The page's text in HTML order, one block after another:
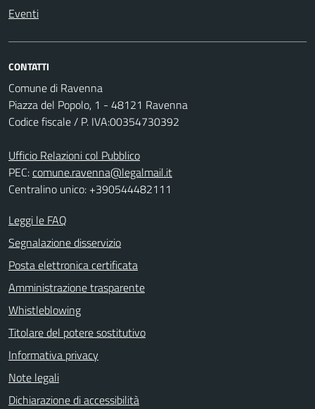
Eventi
CONTATTI
Comune di Ravenna
Piazza del Popolo, 1 - 48121 Ravenna
Codice fiscale / P. IVA:00354730392
Ufficio Relazioni col Pubblico
PEC:comune.ravenna@legalmail.it
Centralino unico: +390544482111
Leggi le FAQ
Segnalazione disservizio
Posta elettronica certificata
Amministrazione trasparente
Whistleblowing
Titolare del potere sostitutivo
Informativa privacy
Note legali
Dichiarazione di accessibilità